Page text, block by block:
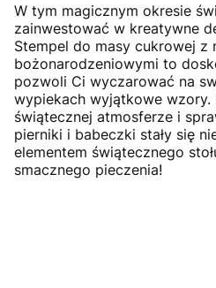
W tym magicznym okresie
zainwestować w kreatywne
Stempel do masy cukrowej z
bożonarodzeniowymi to
pozwoli Ci wyczarować na
wypiekach wyjątkowe wzory.
świątecznej atmosferze i
pierniki i babeczki stały się
elementem świątecznego
smacznego pieczenia!